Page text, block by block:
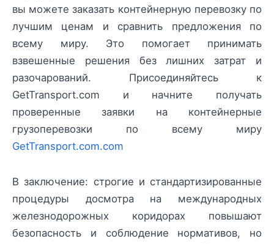
вы можете заказать контейнерную перевозку по
лучшим ценам и сравнить предложения по
всему миру. Это помогает принимать
взвешенные решения без лишних затрат и
разочарований. Присоединяйтесь к
GetTransport.com и начните получать
проверенные заявки на контейнерные
грузоперевозки по всему миру
GetTransport.com.com
В заключение: строгие и стандартизированные
процедуры досмотра на международных
железнодорожных коридорах повышают
безопасность и соблюдение нормативов, но